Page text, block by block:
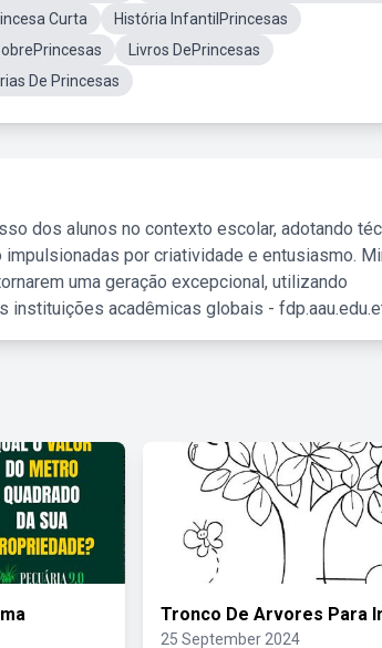
Curta
História InfantilPrincesas
Livros DePrincesas
De Princesas
dos alunos no contexto escolar, adotando
por criatividade e entusiasmo.
uma geração excepcional, utilizando
acadêmicas globais -
Tronco De Arvores Para
25 September 2024